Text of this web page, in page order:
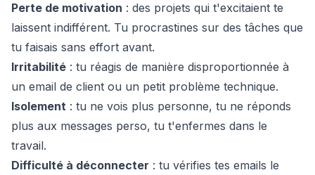
Perte de motivation : des projets qui t'excitaient te
laissent indifférent. Tu procrastines sur des tâches que
tu faisais sans effort avant.
Irritabilité : tu réagis de manière disproportionnée à
un email de client ou un petit problème technique.
Isolement : tu ne vois plus personne, tu ne réponds
plus aux messages perso, tu t'enfermes dans le
travail.
Difficulté à déconnecter : tu vérifies tes emails le